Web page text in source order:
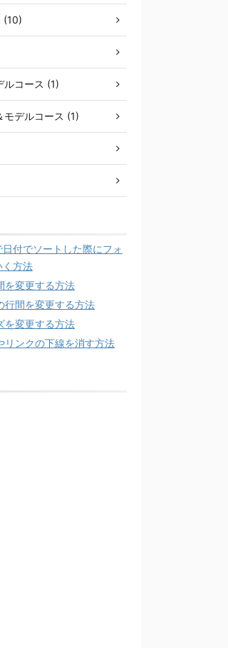
(10)
ルコース (1)
モデルコース (1)
付でソートした際にフォ
く方法
を変更する方法
行間を変更する方法
を変更する方法
リンクの下線を消す方法